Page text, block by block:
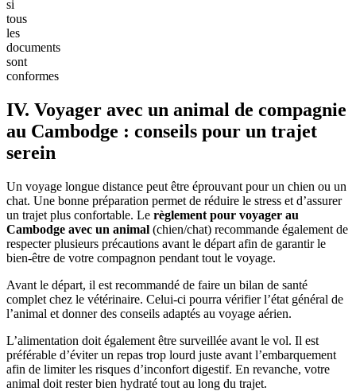
si
tous
les
documents
sont
conformes
IV. Voyager avec un animal de compagnie
au Cambodge : conseils pour un trajet
serein
Un voyage longue distance peut être éprouvant pour un chien ou un
chat. Une bonne préparation permet de réduire le stress et d’assurer
un trajet plus confortable. Le règlement pour voyager au
Cambodge avec un animal (chien/chat) recommande également de
respecter plusieurs précautions avant le départ afin de garantir le
bien-être de votre compagnon pendant tout le voyage.
Avant le départ, il est recommandé de faire un bilan de santé
complet chez le vétérinaire. Celui-ci pourra vérifier l’état général de
l’animal et donner des conseils adaptés au voyage aérien.
L’alimentation doit également être surveillée avant le vol. Il est
préférable d’éviter un repas trop lourd juste avant l’embarquement
afin de limiter les risques d’inconfort digestif. En revanche, votre
animal doit rester bien hydraté tout au long du trajet.